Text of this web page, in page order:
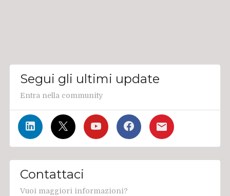
Segui gli ultimi update
Entra nella community
Contattaci
Vuoi maggiori informazioni?